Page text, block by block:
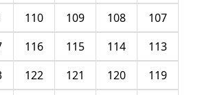
107
108
109
110
113
114
115
116
119
120
121
122